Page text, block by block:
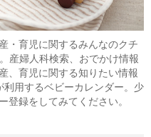
・育児に関するみんなのクチ
産婦人科検索、おでかけ情報
、育児に関する知りたい情報
用するベビーカレンダー。少
登録をしてみてください。